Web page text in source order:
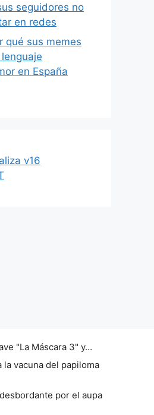
seguidores no
en redes
qué sus memes
en España
v16
"La Máscara 3" y…
la vacuna del papiloma
por el aupa